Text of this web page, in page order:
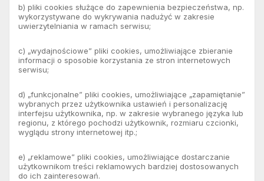
b) pliki cookies służące do zapewnienia bezpieczeństwa, np.
wykorzystywane do wykrywania nadużyć w zakresie
uwierzytelniania w ramach serwisu;
c) „wydajnościowe” pliki cookies, umożliwiające zbieranie
informacji o sposobie korzystania ze stron internetowych
serwisu;
d) „funkcjonalne” pliki cookies, umożliwiające „zapamiętanie”
wybranych przez użytkownika ustawień i personalizację
interfejsu użytkownika, np. w zakresie wybranego języka lub
regionu, z którego pochodzi użytkownik, rozmiaru czcionki,
wyglądu strony internetowej itp.;
e) „reklamowe” pliki cookies, umożliwiające dostarczanie
użytkownikom treści reklamowych bardziej dostosowanych
do ich zainteresowań.